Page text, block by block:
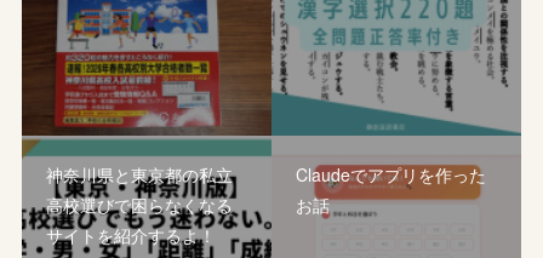
神奈川県と東京都の私立
高校選びで困らなくなる
サイトを紹介するよ！
Claudeでアプリを作った
お話